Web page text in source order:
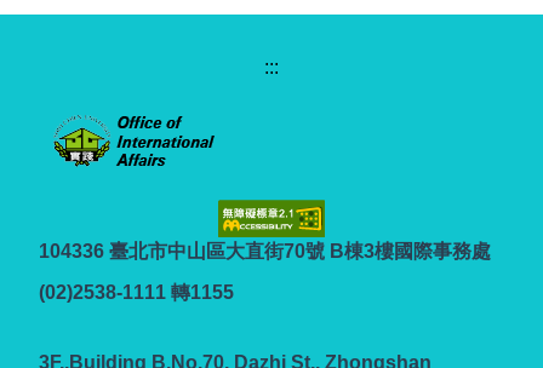
:::
104336 臺北市中山區大直街70號 B棟3樓國際事務處
(02)2538-1111 轉1155
3F.,Building B,No.70, Dazhi St., Zhongshan